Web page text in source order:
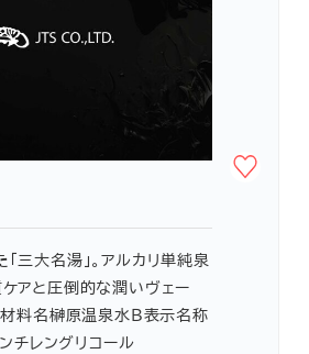
三大名湯」。アルカリ単純泉
アと圧倒的な潤いヴェー
料名榊原温泉水Ｂ表示名称
チレングリコール